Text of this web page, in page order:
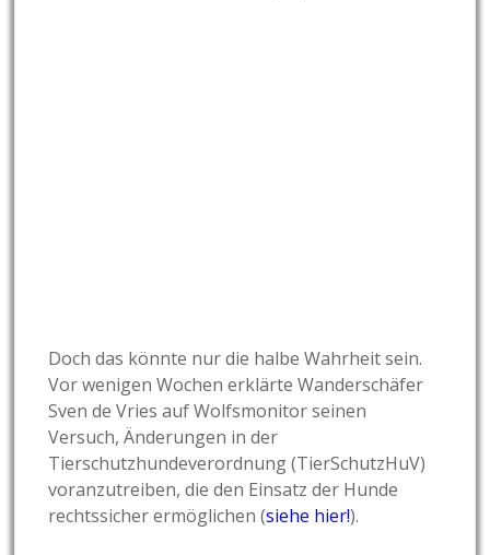
Doch das könnte nur die halbe Wahrheit sein.
Vor wenigen Wochen erklärte Wanderschäfer
Sven de Vries auf Wolfsmonitor seinen
Versuch, Änderungen in der
Tierschutzhundeverordnung (TierSchutzHuV)
voranzutreiben, die den Einsatz der Hunde
rechtssicher ermöglichen (siehe hier!).